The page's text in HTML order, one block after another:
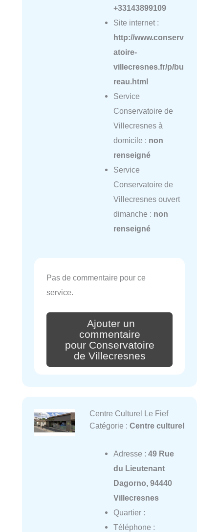
+33143899109
Site internet :
http://www.conserv
atoire-
villecresnes.fr/p/bu
reau.html
Service
Conservatoire de
Villecresnes à
domicile : non
renseigné
Service
Conservatoire de
Villecresnes ouvert
dimanche : non
renseigné
Pas de commentaire pour ce
service.
Ajouter un
commentaire
pour Conservatoire
de Villecresnes
Centre Culturel Le Fief
Catégorie : Centre culturel
Adresse : 49 Rue
du Lieutenant
Dagorno, 94440
Villecresnes
Quartier :
Téléphone :